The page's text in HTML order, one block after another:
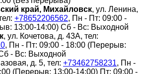
край, Михайловск, ул. Ленина,
+78652206562, Пн - Пт: 09:00 -
13:00-14:00) Сб - Вс: Выходной
, ул. Кочетова, д. 43А, тел:
, Пн - Пт: 09:00 - 18:00 (Перерыв:
- Вс: Выходной
д. 5, тел: +73462758231, Пн -
(Перерыв: 13:00-14:00) Пт: 09:00 -